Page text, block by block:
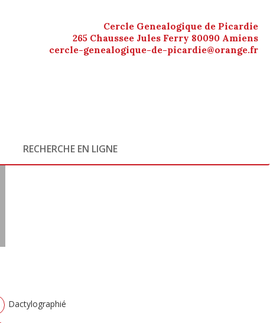
Cercle Genealogique de Picardie
265 Chaussee Jules Ferry 80090 Amiens
cercle-genealogique-de-picardie@orange.fr
RECHERCHE EN LIGNE
Dactylographié